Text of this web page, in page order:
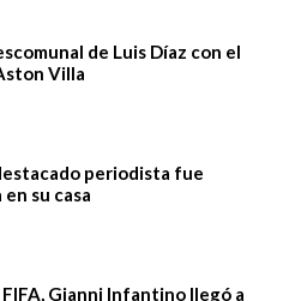
de Luis Díaz con el
Villa
periodista fue
su casa
Gianni Infantino llegó a